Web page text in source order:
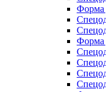
Форма
Форма